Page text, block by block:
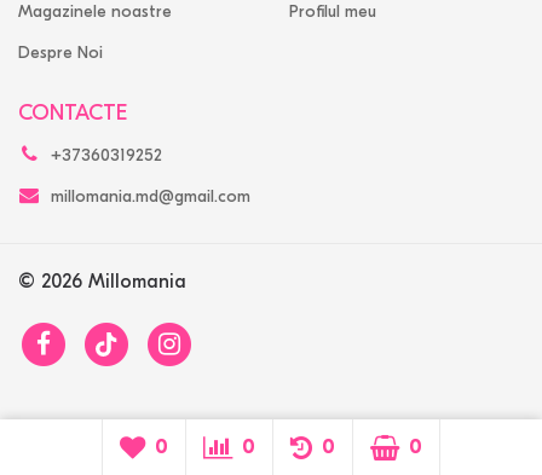
Magazinele noastre
Despre Noi
Profilul meu
CONTACTE
+37360319252
millomania.md@gmail.com
© 2026 Millomania
0 0 0 0